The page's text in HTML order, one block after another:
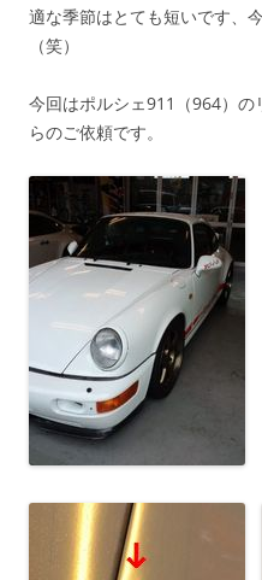
適な季節はとても短いです、
（笑）
今回はポルシェ911（964）
らのご依頼です。